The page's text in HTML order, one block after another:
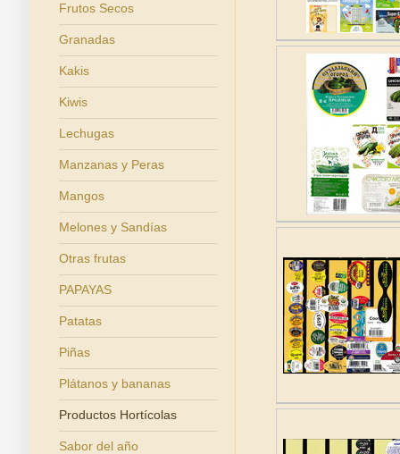
Frutos Secos
Granadas
Kakis
Kiwis
Lechugas
Manzanas y Peras
Mangos
Melones y Sandías
Otras frutas
PAPAYAS
Patatas
Piñas
Plátanos y bananas
Productos Hortícolas
Sabor del año